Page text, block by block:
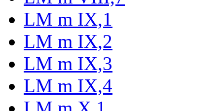
LM m IX,1
LM m IX,2
LM m IX,3
LM m IX,4